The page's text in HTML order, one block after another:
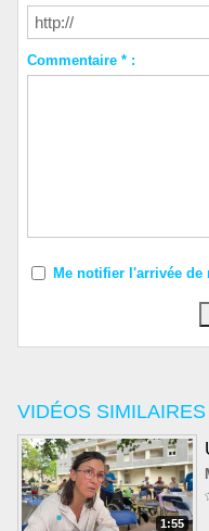
VIDÉOS SIMILAIRES
1:55
Commentaire * :
Me notifier l'arrivée de